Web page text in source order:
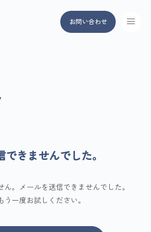
本文までスキップする
お問い合わせ
メニ
できませんでした。
ん。メールを送信できませんでした。
う一度お試しください。